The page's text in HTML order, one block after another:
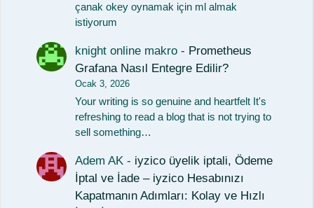
çanak okey oynamak için ml almak
istiyorum
knight online makro - Prometheus
Grafana Nasıl Entegre Edilir?
Ocak 3, 2026
Your writing is so genuine and heartfelt It's
refreshing to read a blog that is not trying to
sell something…
Adem AK - iyzico üyelik iptali, Ödeme
İptal ve İade – iyzico Hesabınızı
Kapatmanın Adımları: Kolay ve Hızlı